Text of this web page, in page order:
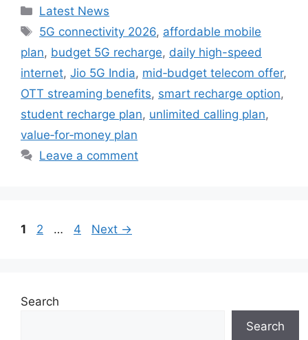
Categories
Latest News
Tags
5G connectivity 2026, affordable mobile
plan, budget 5G recharge, daily high-speed
internet, Jio 5G India, mid‑budget telecom offer,
OTT streaming benefits, smart recharge option,
student recharge plan, unlimited calling plan,
value‑for‑money plan
Leave a comment
Page
1 Page
2 … Page
4 Next →
Search
Search